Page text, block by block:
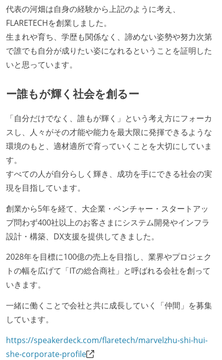
代表の河畑は自身の経験から上記のように考え、
FLARETECHを創業しました。
生まれや育ち、学歴も関係なく、諦めない姿勢や努力次第
で誰でも自分が成りたい姿になれるということを証明した
いと思っています。
ー誰もが輝く社会を創るー
「自分だけでなく、誰もが輝く」という考え方にフォーカ
スし、人々がその才能や能力を最大限に発揮できるような
環境のもと、適材適所で育っていくことを大切にしていま
す。
すべての人が自分らしく輝き、成功を手にできる社会の実
現を目指しています。
創業から5年を経て、大企業・ベンチャー・スタートアッ
プ問わず400社以上のお客さまにシステム開発やインフラ
設計・構築、DX支援を提供してきました。
2028年を目標に100億の売上を目指し、業界やプロジェク
トの幅を広げて「ITの総合商社」と呼ばれる会社を創って
いきます。
一緒に働くことで会社と共に成長していく「仲間」を募集
しています。
https://speakerdeck.com/flaretech/marvelzhu-shi-hui-
she-corporate-profile